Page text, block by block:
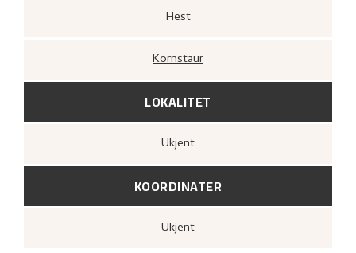
Hest
Kornstaur
LOKALITET
Ukjent
KOORDINATER
Ukjent